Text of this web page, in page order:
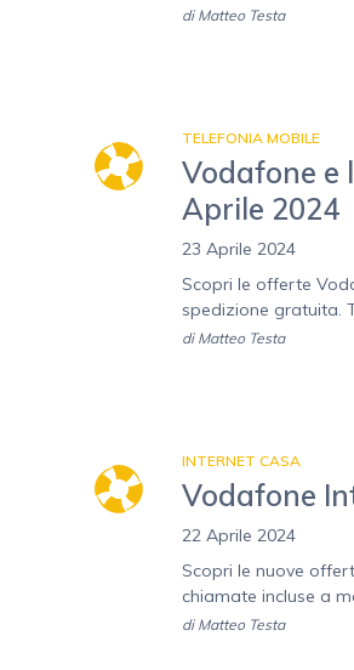
di Matteo Testa
TELEFONIA MOBILE
Vodafone e
Aprile 2024
23 Aprile 2024
Scopri le offerte
spedizione gratuita.
di Matteo Testa
INTERNET CASA
Vodafone
22 Aprile 2024
Scopri le nuove
chiamate incluse a
di Matteo Testa